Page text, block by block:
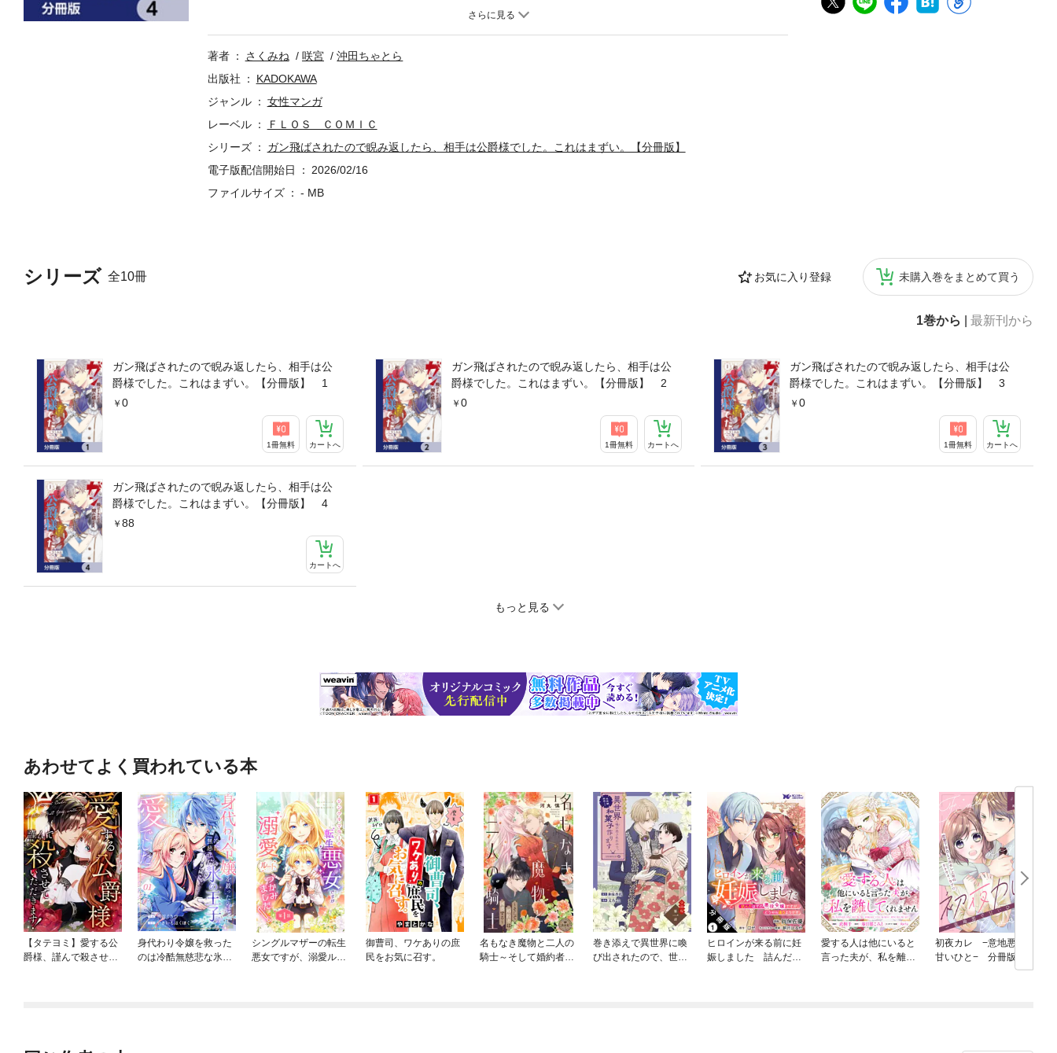
シリーズ 全10冊 お気に入り登録 未購入巻をまとめて買う
1巻から 最新刊から
ガン飛ばされたので睨み返したら、相手は公
爵様でした。これはまずい。【分冊版】 1
0
1冊無料 カートへ
ガン飛ばされたので睨み返したら、相手は公
爵様でした。これはまずい。【分冊版】 2
0
1冊無料 カートへ
ガン飛ばされたので睨み返したら、相手は公
爵様でした。これはまずい。【分冊版】 3
0
1冊無料 カートへ
ガン飛ばされたので睨み返したら、相手は公
爵様でした。これはまずい。【分冊版】 4
88
カートへ
もっと見る
酷な公爵様だった！ とんでもない人物に喧嘩を売ったかと思いきや、公爵様はアンジェリカの熱視線になぜかとき
著者
さくみね 咲宮
沖田ちゃとら
出版社
KADOKAWA
ジャンル
女性マンガ
レーベル
ＦＬＯＳ ＣＯＭＩＣ
シリーズ
ガン飛ばされたので睨み返したら、相手は公爵様でした。これはまずい。【分冊版】
電子版配信開始日
2026/02/16
ファイルサイズ
- MB
あわせてよく買われている本
【タテヨミ】愛する公
爵様、謹んで殺させて
身代わり令嬢を救った
のは冷酷無慈悲な氷の
シングルマザーの転生
悪女ですが、溺愛ルー
御曹司、ワケありの庶
民をお気に召す。
名もなき魔物と二人の
騎士～そして婚約者は
巻き添えで異世界に喚
び出されたので、世界
ヒロインが来る前に妊
娠しました 詰んだは
愛する人は他にいると
言った夫が、私を離し
初夜カレ −意地悪で
甘いひと− 分冊版